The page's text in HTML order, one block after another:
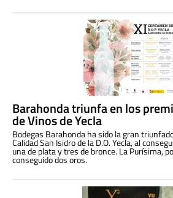
Barahonda triunfa en los
de Vinos de Yecla
Bodegas Barahonda ha sido la gran
Calidad San Isidro de la D.O. Yecla, al
una de plata y tres de bronce. La Purísima,
conseguido dos oros.